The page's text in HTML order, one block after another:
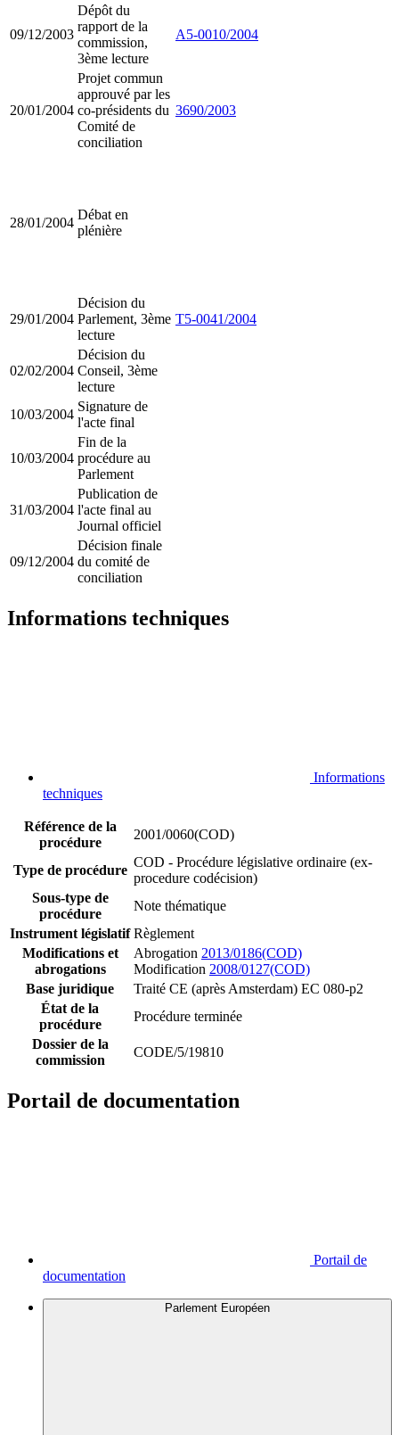
09/12/2003
Dépôt du
rapport de la
commission,
3ème lecture
A5-0010/2004
20/01/2004
Projet commun
approuvé par les
co-présidents du
Comité de
conciliation
3690/2003
28/01/2004
Débat en
plénière
29/01/2004
Décision du
Parlement, 3ème
lecture
T5-0041/2004
02/02/2004
Décision du
Conseil, 3ème
lecture
10/03/2004
Signature de
l'acte final
10/03/2004
Fin de la
procédure au
Parlement
31/03/2004
Publication de
l'acte final au
Journal officiel
09/12/2004
Décision finale
du comité de
conciliation
Informations techniques
Informations
techniques
Référence de la
procédure
2001/0060(COD)
Type de procédure
COD - Procédure législative ordinaire (ex-
procedure codécision)
Sous-type de
procédure
Note thématique
Instrument législatif Règlement
Modifications et
abrogations
Abrogation 2013/0186(COD)
Modification 2008/0127(COD)
Base juridique
Traité CE (après Amsterdam) EC 080-p2
État de la
procédure
Procédure terminée
Dossier de la
commission
CODE/5/19810
Portail de documentation
Portail de
documentation
Parlement Européen